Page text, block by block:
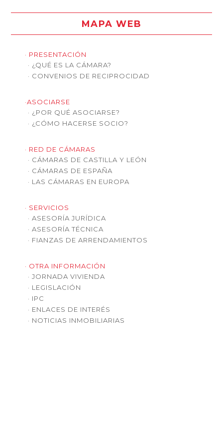
MAPA WEB
· PRESENTACIÓN
· ¿QUÉ ES LA CÁMARA?
· CONVENIOS DE RECIPROCIDAD
·ASOCIARSE
· ¿POR QUÉ ASOCIARSE?
· ¿CÓMO HACERSE SOCIO?
· RED DE CÁMARAS
· CÁMARAS DE CASTILLA Y LEÓN
· CÁMARAS DE ESPAÑA
· LAS CÁMARAS EN EUROPA
· SERVICIOS
· ASESORÍA JURÍDICA
· ASESORÍA TÉCNICA
· FIANZAS DE ARRENDAMIENTOS
· OTRA INFORMACIÓN
· JORNADA VIVIENDA
· LEGISLACIÓN
· IPC
· ENLACES DE INTERÉS
· NOTICIAS INMOBILIARIAS